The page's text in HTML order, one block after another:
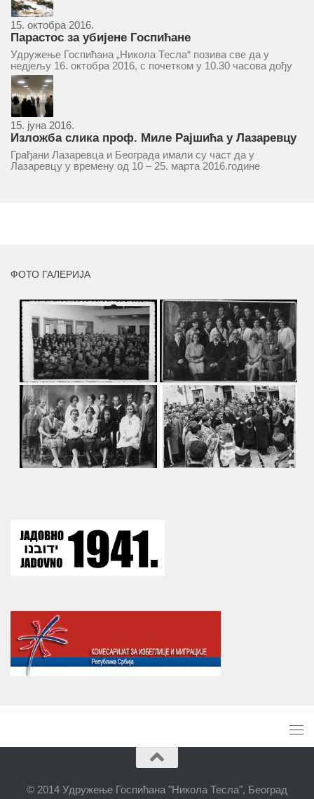
15. октобра 2016.
Парастос за убијене Госпићане
Удружење Госпићана „Никола Тесла“ позива све да у
недјељу 16. октобра 2016, с почетком у 10.30 часова дођу
у цркву Светог оца Николаја у Борчи (Улица Вука Караџића
1), гдје ће бити служен парастос за...
15. јуна 2016.
Изложба слика проф. Миле Рајшића у Лазаревцу
Грађани Лазаревца и Београда имали су част да у
Лазаревцу у времену од 10 – 25. марта 2016.године
ФОТО ГАЛЕРИЈА
© 2014 Удружење Госпићана "Никола Тесла", Београд